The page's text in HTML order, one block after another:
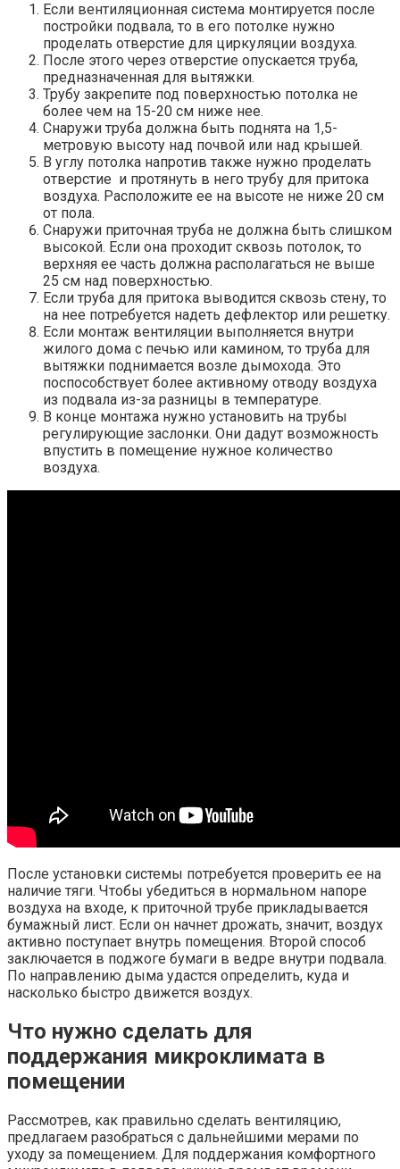
Если вентиляционная система монтируется после
постройки подвала, то в его потолке нужно
проделать отверстие для циркуляции воздуха.
После этого через отверстие опускается труба,
предназначенная для вытяжки.
Трубу закрепите под поверхностью потолка не
более чем на 15-20 см ниже нее.
Снаружи труба должна быть поднята на 1,5-
метровую высоту над почвой или над крышей.
В углу потолка напротив также нужно проделать
отверстие и протянуть в него трубу для притока
воздуха. Расположите ее на высоте не ниже 20 см
от пола.
Снаружи приточная труба не должна быть слишком
высокой. Если она проходит сквозь потолок, то
верхняя ее часть должна располагаться не выше
25 см над поверхностью.
Если труба для притока выводится сквозь стену, то
на нее потребуется надеть дефлектор или решетку.
Если монтаж вентиляции выполняется внутри
жилого дома с печью или камином, то труба для
вытяжки поднимается возле дымохода. Это
поспособствует более активному отводу воздуха
из подвала из-за разницы в температуре.
В конце монтажа нужно установить на трубы
регулирующие заслонки. Они дадут возможность
впустить в помещение нужное количество
воздуха.
После установки системы потребуется проверить ее на
наличие тяги. Чтобы убедиться в нормальном напоре
воздуха на входе, к приточной трубе прикладывается
бумажный лист. Если он начнет дрожать, значит, воздух
активно поступает внутрь помещения. Второй способ
заключается в поджоге бумаги в ведре внутри подвала.
По направлению дыма удастся определить, куда и
насколько быстро движется воздух.
Что нужно сделать для
поддержания микроклимата в
помещении
Рассмотрев, как правильно сделать вентиляцию,
предлагаем разобраться с дальнейшими мерами по
уходу за помещением. Для поддержания комфортного